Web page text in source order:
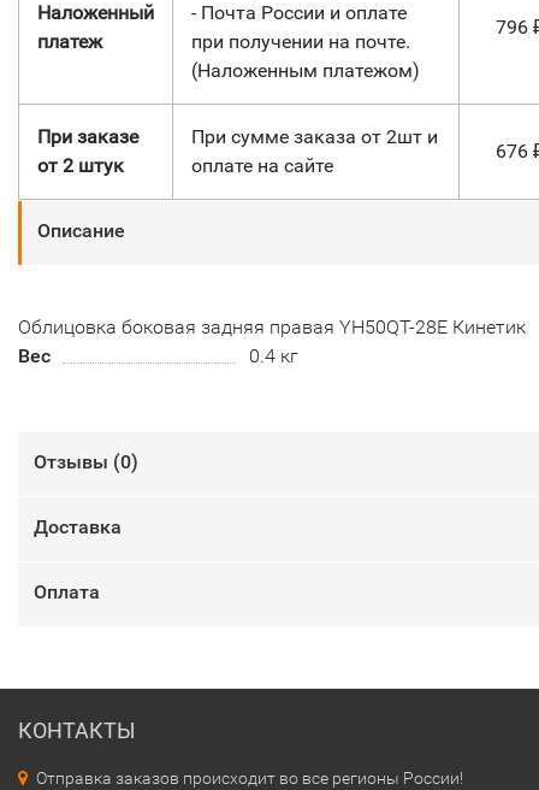
Наложенный
платеж
- Почта России и оплате
при получении на почте.
(Наложенным платежом)
796
При заказе
от 2 штук
При сумме заказа от 2шт и
оплате на сайте
676
Описание
Облицовка боковая задняя правая YH50QT-28Е Кинетик
Вес
0.4 кг
Отзывы (0)
Доставка
Оплата
КОНТАКТЫ
Отправка заказов происходит во все регионы России!